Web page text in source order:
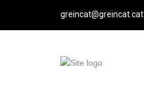
greincat@greincat.cat